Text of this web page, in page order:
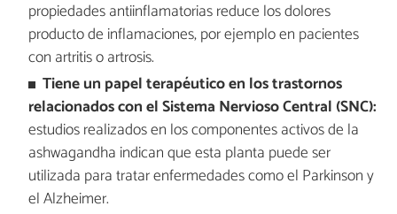
propiedades antiinflamatorias reduce los dolores
producto de inflamaciones, por ejemplo en pacientes
con artritis o artrosis.
Tiene un papel terapéutico en los trastornos
relacionados con el Sistema Nervioso Central (SNC):
estudios realizados en los componentes activos de la
ashwagandha indican que esta planta puede ser
utilizada para tratar enfermedades como el Parkinson y
el Alzheimer.